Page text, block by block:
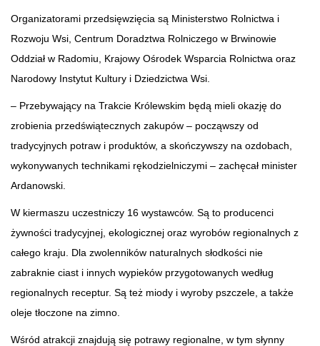
Organizatorami przedsięwzięcia są Ministerstwo Rolnictwa i
Rozwoju Wsi, Centrum Doradztwa Rolniczego w Brwinowie
Oddział w Radomiu, Krajowy Ośrodek Wsparcia Rolnictwa oraz
Narodowy Instytut Kultury i Dziedzictwa Wsi.
– Przebywający na Trakcie Królewskim będą mieli okazję do
zrobienia przedświątecznych zakupów – począwszy od
tradycyjnych potraw i produktów, a skończywszy na ozdobach,
wykonywanych technikami rękodzielniczymi – zachęcał minister
Ardanowski.
W kiermaszu uczestniczy 16 wystawców. Są to producenci
żywności tradycyjnej, ekologicznej oraz wyrobów regionalnych z
całego kraju. Dla zwolenników naturalnych słodkości nie
zabraknie ciast i innych wypieków przygotowanych według
regionalnych receptur. Są też miody i wyroby pszczele, a także
oleje tłoczone na zimno.
Wśród atrakcji znajdują się potrawy regionalne, w tym słynny